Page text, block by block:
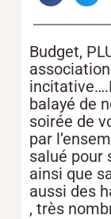
Budget,
balayé de
soirée de
par
salué pour
ainsi que
aussi des
, très